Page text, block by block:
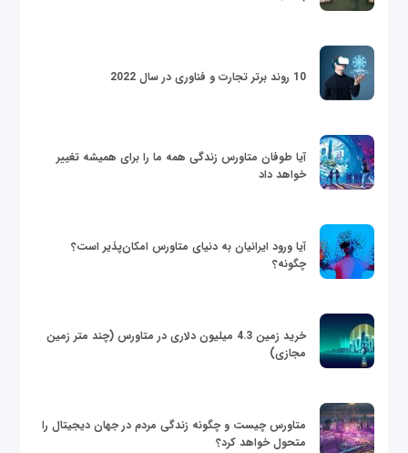
10 روند برتر تجارت و فناوری در سال 2022
آیا طوفان متاورس زندگی همه ما را برای همیشه تغییر
خواهد داد
آیا ورود ایرانیان به دنیای متاورس امکان‌پذیر است؟
چگونه؟
خرید زمین 4.3 میلیون دلاری در متاورس (چند متر زمین
مجازی)
متاورس چیست و چگونه زندگی مردم در جهان دیجیتال را
متحول خواهد کرد؟